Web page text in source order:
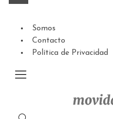
Somos
Contacto
Política de Privacidad